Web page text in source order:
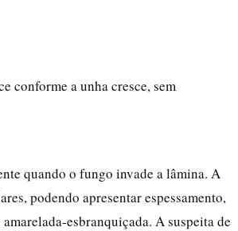
conforme a unha cresce, sem
quando o fungo invade a lâmina. A
podendo apresentar espessamento,
esbranquiçada. A suspeita de